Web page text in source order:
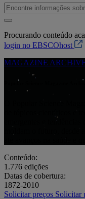
Procurando conteúdo
login no EBSCOhost
MAGAZINE
O Popular Science
de tópicos científicos e
emergentes e
moldam o futuro, desde
Conteúdo:
1.776 edições
Datas de cobertura:
1872-2010
Solicitar preços Solicitar